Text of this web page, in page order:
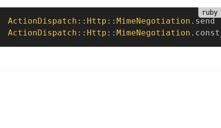
ActionDispatch : : Http : : MimeNegotiation . send
ActionDispatch : : Http : : MimeNegotiation .